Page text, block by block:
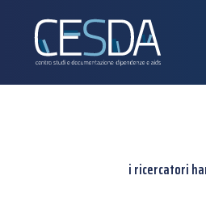
i ricercatori